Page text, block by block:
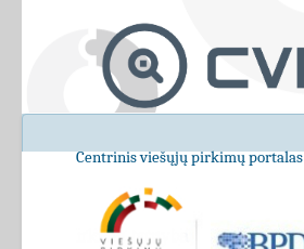
Centrinis viešųjų pirkimų portalas